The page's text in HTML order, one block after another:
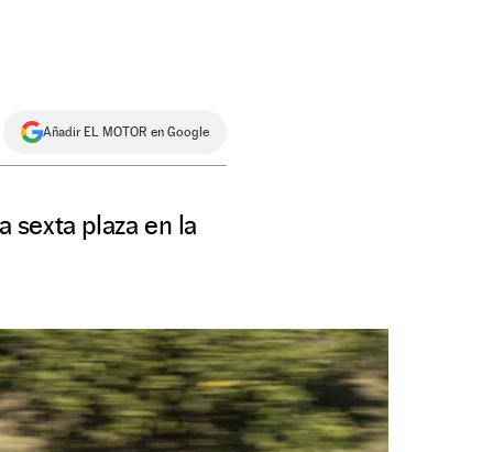
Añadir EL MOTOR en Google
sexta plaza en la